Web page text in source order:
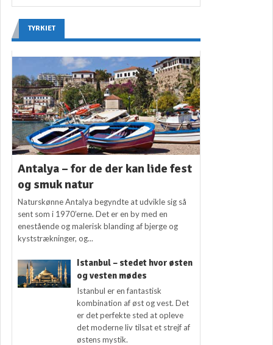
TYRKIET
Antalya – for de der kan lide fest
og smuk natur
Naturskønne Antalya begyndte at udvikle sig så
sent som i 1970’erne. Det er en by med en
enestående og malerisk blanding af bjerge og
kyststrækninger, og...
Istanbul – stedet hvor østen
og vesten mødes
Istanbul er en fantastisk
kombination af øst og vest. Det
er det perfekte sted at opleve
det moderne liv tilsat et strejf af
østens mystik.